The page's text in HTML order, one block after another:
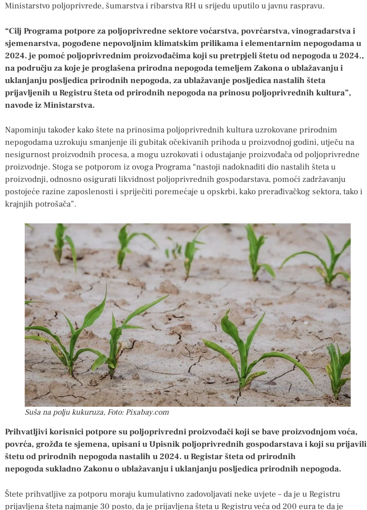
Ministarstvo poljoprivrede, šumarstva i ribarstva RH u srijedu uputilo u javnu raspravu.
“Cilj Programa potpore za poljoprivredne sektore voćarstva, povrćarstva, vinogradarstva i
sjemenarstva, pogođene nepovoljnim klimatskim prilikama i elementarnim nepogodama u
2024. je pomoć poljoprivrednim proizvođačima koji su pretrpjeli štetu od nepogoda u 2024.,
na području za koje je proglašena prirodna nepogoda temeljem Zakona o ublažavanju i
uklanjanju posljedica prirodnih nepogoda, za ublažavanje posljedica nastalih šteta
prijavljenih u Registru šteta od prirodnih nepogoda na prinosu poljoprivrednih kultura”,
navode iz Ministarstva.
Napominju također kako štete na prinosima poljoprivrednih kultura uzrokovane prirodnim
nepogodama uzrokuju smanjenje ili gubitak očekivanih prihoda u proizvodnoj godini, utječu na
nesigurnost proizvodnih procesa, a mogu uzrokovati i odustajanje proizvođača od poljoprivredne
proizvodnje. Stoga se potporom iz ovoga Programa “nastoji nadoknaditi dio nastalih šteta u
proizvodnji, odnosno osigurati likvidnost poljoprivrednih gospodarstava, pomoći zadržavanju
postojeće razine zaposlenosti i spriječiti poremećaje u opskrbi, kako prerađivačkog sektora, tako i
krajnjih potrošača”.
Suša na polju kukuruza, Foto: Pixabay.com
Prihvatljivi korisnici potpore su poljoprivredni proizvođači koji se bave proizvodnjom voća,
povrća, grožđa te sjemena, upisani u Upisnik poljoprivrednih gospodarstava i koji su prijavili
štetu od prirodnih nepogoda nastalih u 2024. u Registar šteta od prirodnih
nepogoda sukladno Zakonu o ublažavanju i uklanjanju posljedica prirodnih nepogoda.
Štete prihvatljive za potporu moraju kumulativno zadovoljavati neke uvjete – da je u Registru
prijavljena šteta najmanje 30 posto, da je prijavljena šteta u Registru veća od 200 eura te da je